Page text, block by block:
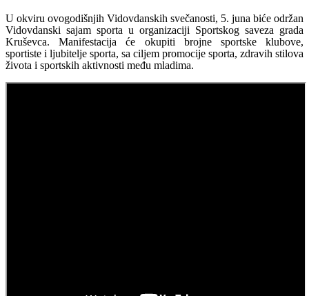
U okviru ovogodišnjih Vidovdanskih svečanosti, 5. juna biće održan
Vidovdanski sajam sporta u organizaciji Sportskog saveza grada
Kruševca. Manifestacija će okupiti brojne sportske klubove,
sportiste i ljubitelje sporta, sa ciljem promocije sporta, zdravih stilova
života i sportskih aktivnosti među mladima.